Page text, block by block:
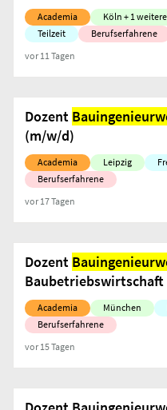
Academia Köln + 1
Teilzeit
Berufserfahrene
vor 11 Tagen
Dozent
(m/w/d)
Academia Leipzig
Berufserfahrene
vor 17 Tagen
Dozent
Academia München
Berufserfahrene
vor 15 Tagen